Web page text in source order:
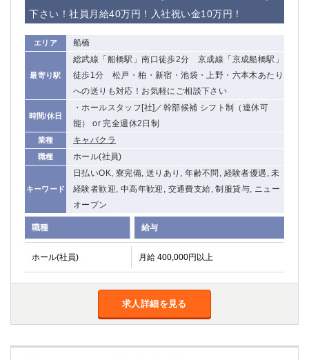
下さい！社員月給40万円！入社祝い金10万円！
エリア 船橋
最寄り駅
総武線「船橋駅」南口徒歩2分 京成線「京成船橋駅」
徒歩1分 松戸・柏・新宿・池袋・上野・六本木あたり
への送りも対応！お気軽にご相談下さい
時間/休日
・ホールスタッフ[社]／幹部候補 シフト制（連休可
能） or 完全週休2日制
業種 キャバクラ
職種 ホール(社員)
キーワード
日払いOK, 寮完備, 送りあり, 年齢不問, 経験者優遇, 未
経験者歓迎, 中高年歓迎, 交通費支給, 制服貸与, ニュー
オープン
職種 給与
ホール(社員) 月給 400,000円以上
求人詳細を見る
川崎
溝の口
藤沢
武蔵小杉
橋本
関内・馬車道・日ノ出町
元住吉
茅ヶ崎
戸塚
大船
横須賀
桜木町
埼玉県
大宮
南越谷
志木
川越
熊谷
蕨